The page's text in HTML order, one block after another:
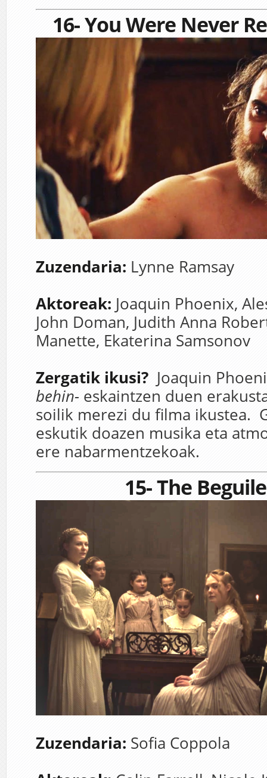
16- You Were Never
Zuzendaria: Lynne Ramsay
Aktoreak: Joaquin Phoenix,
John Doman, Judith Anna
Manette, Ekaterina Samsonov
Zergatik ikusi? Joaquin
behin- eskaintzen duen
soilik merezi du filma ikustea.
eskutik doazen musika eta
ere nabarmentzekoak.
15- The
Zuzendaria: Sofia Coppola